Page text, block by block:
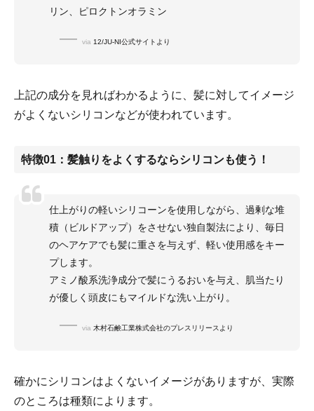
リン、ピロクトンオラミン
via 12/JU-NI公式サイトより
上記の成分を見ればわかるように、髪に対してイメージ
がよくないシリコンなどが使われています。
特徴01：髪触りをよくするならシリコンも使う！
仕上がりの軽いシリコーンを使用しながら、過剰な堆
積（ビルドアップ）をさせない独自製法により、毎日
のヘアケアでも髪に重さを与えず、軽い使用感をキー
プします。
アミノ酸系洗浄成分で髪にうるおいを与え、肌当たり
が優しく頭皮にもマイルドな洗い上がり。
via 木村石鹸工業株式会社のプレスリリースより
確かにシリコンはよくないイメージがありますが、実際
のところは種類によります。